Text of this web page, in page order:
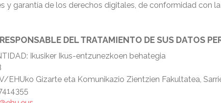
y garantía de los derechos digitales, de conformidad con
DEL TRATAMIENTO DE SUS DATOS
Ikusiker Ikus-entzunezkoen behategia
EHUko Gizarte eta Komunikazio Zientzien Fakultatea,